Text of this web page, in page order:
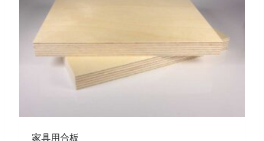
家具用合板